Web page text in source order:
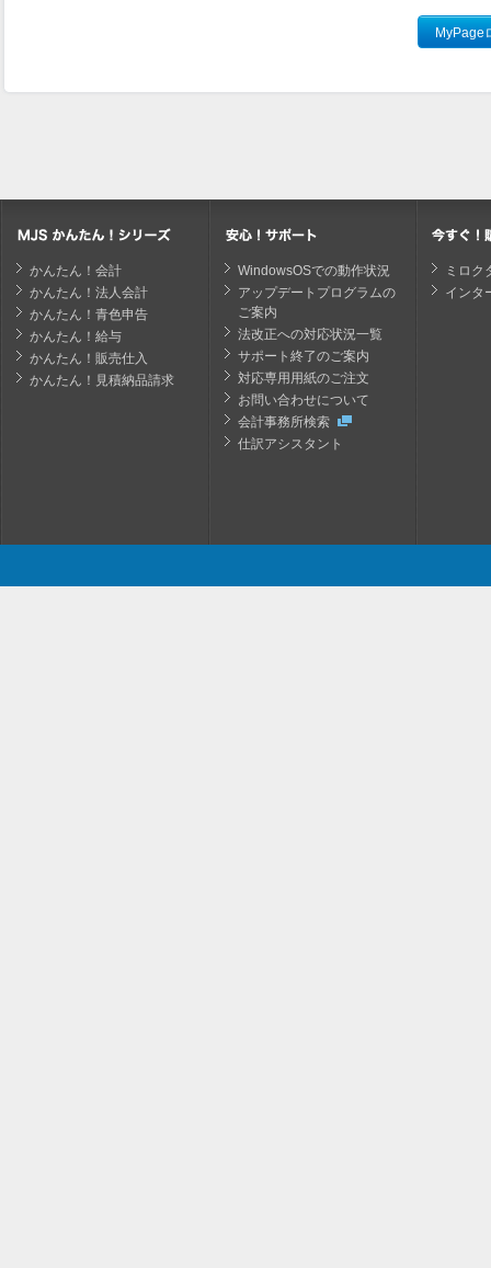
かんたん！会計
かんたん！法人会計
かんたん！青色申告
かんたん！給与
かんたん！販売仕入
かんたん！見積納品請求
WindowsOSでの動作状況
アップデートプログラムの
ご案内
法改正への対応状況一覧
サポート終了のご案内
対応専用用紙のご注文
お問い合わせについて
会計事務所検索
仕訳アシスタント
ミロク
インタ